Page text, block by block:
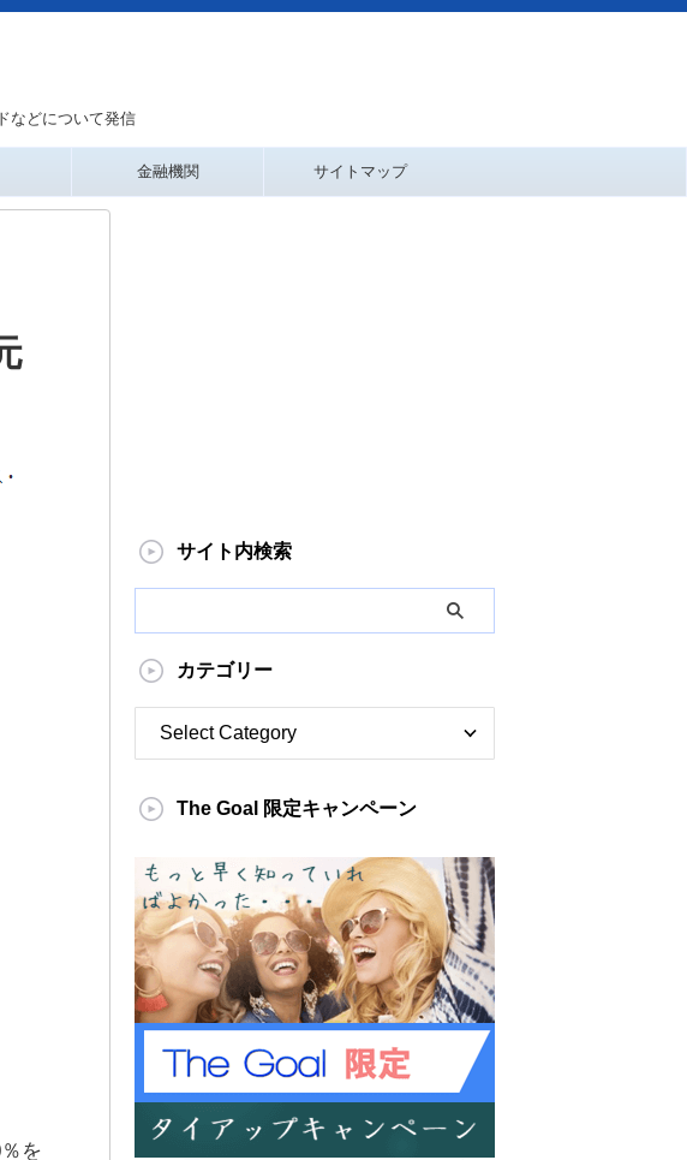
などについて発信
金融機関 サイトマップ
を
サイト内検索
カテゴリー
The Goal 限定キャンペーン